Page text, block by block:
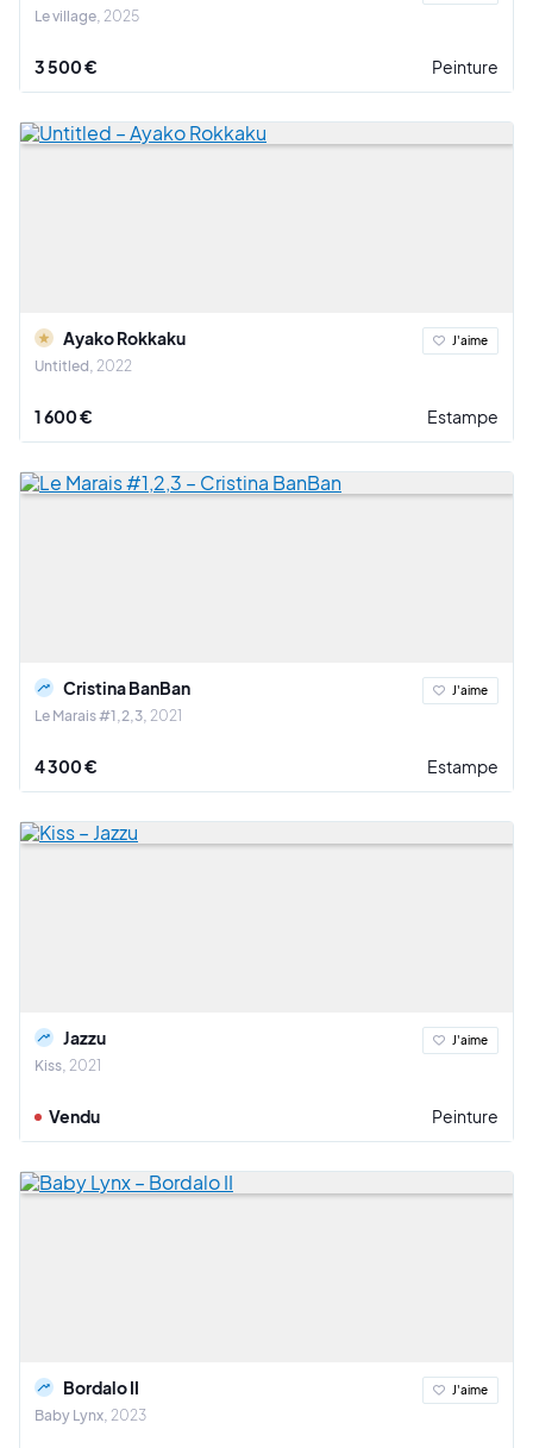
Le village 2025
3 500 € Peinture
Ayako Rokkaku
Untitled 2022
J'aime
1 600 € Estampe
Cristina BanBan
Le Marais #1,2,3 2021
J'aime
4 300 € Estampe
Jazzu
Kiss 2021
J'aime
Vendu Peinture
Bordalo II
Baby Lynx 2023
J'aime